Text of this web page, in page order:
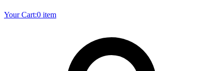
Your Cart:0 item